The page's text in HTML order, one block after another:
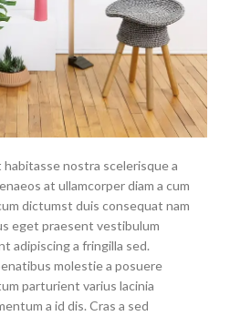
nostra scelerisque a
at ullamcorper diam a cum
dictumst duis consequat nam
eget praesent vestibulum
adipiscing a fringilla sed.
molestie a posuere
parturient varius lacinia
a id dis. Cras a sed